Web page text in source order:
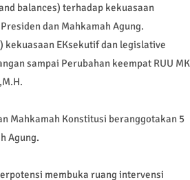
balances) terhadap kekuasaan
dan Mahkamah Agung.
kekuasaan EKsekutif dan legislative
sampai Perubahan keempat RUU MK
Mahkamah Konstitusi beranggotakan 5
Agung.
membuka ruang intervensi